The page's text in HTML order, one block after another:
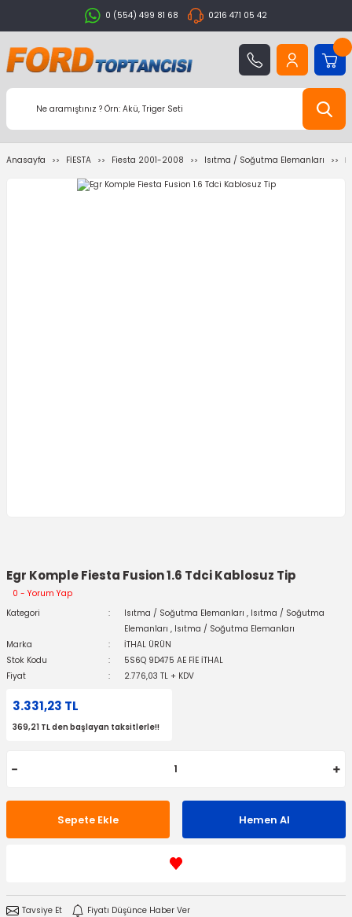
0 (554) 499 81 68 0216 471 05 42
Anasayfa FİESTA Fiesta 2001-2008 Isıtma / Soğutma Elemanları
Egr Komple Fiesta Fusion 1.6 Tdci Kablosuz Tip
0 - Yorum Yap
Kategori
Isıtma / Soğutma Elemanları , Isıtma / Soğutma
Elemanları , Isıtma / Soğutma Elemanları
Marka
İTHAL ÜRÜN
Stok Kodu
5S6Q 9D475 AE FİE İTHAL
Fiyat
2.776,03 TL + KDV
3.331,23 TL
369,21 TL den başlayan taksitlerle!!
Sepete Ekle Hemen Al
Tavsiye Et
Fiyatı Düşünce Haber Ver